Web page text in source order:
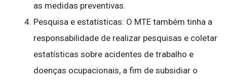
as medidas preventivas.
Pesquisa e estatísticas: O MTE também tinha a
responsabilidade de realizar pesquisas e coletar
estatísticas sobre acidentes de trabalho e
doenças ocupacionais, a fim de subsidiar o